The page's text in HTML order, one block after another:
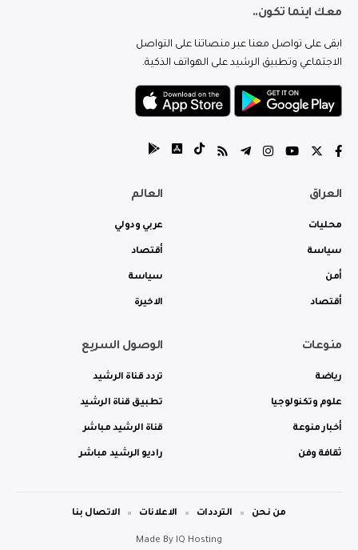
معك اينما تكون..
ابقى على تواصل معنا عبر منصاتنا على التواصل
الاجتماعي وتطبيق الرشيد على الهواتف الذكية.
العراق
محليات
سياسة
أمن
أقتصاد
العالم
عربي ودولي
أقتصاد
سياسة
الاخيرة
منوعات
رياضة
علوم وتكنولوجيا
أخبار منوعة
ثقافة وفن
الوصول السريع
تردد قناة الرشيد
تطبيق قناة الرشيد
قناة الرشيد مباشر
راديو الرشيد مباشر
Made By IQ Hosting
من نحن الترددات الاعلانات الاتصال بنا